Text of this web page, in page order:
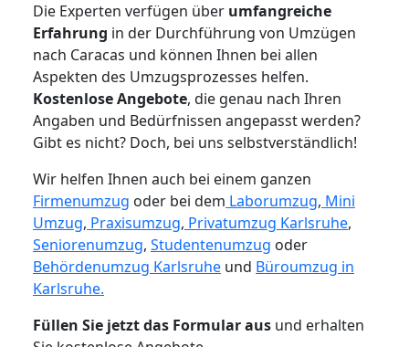
Die Experten verfügen über umfangreiche
Erfahrung in der Durchführung von Umzügen
nach Caracas und können Ihnen bei allen
Aspekten des Umzugsprozesses helfen.
Kostenlose Angebote, die genau nach Ihren
Angaben und Bedürfnissen angepasst werden?
Gibt es nicht? Doch, bei uns selbstverständlich!
Wir helfen Ihnen auch bei einem ganzen
Firmenumzug oder bei dem Laborumzug, Mini
Umzug, Praxisumzug, Privatumzug Karlsruhe,
Seniorenumzug, Studentenumzug oder
Behördenumzug Karlsruhe und Büroumzug in
Karlsruhe.
Füllen Sie jetzt das Formular aus und erhalten